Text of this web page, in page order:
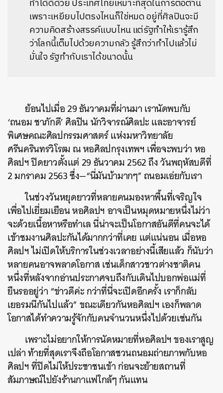
ทำได้ดีด้วยประเทศไทยเหมาะที่สุดในการต่อต้าน
เพราะเหยียบไปตรงไหนก็ใช่หมดอยู่ที่ศิลปินจะมี
ความคิดสร้างสรรค์แบบไหนแต่รัฐทำให้เรารู้สึก
ว่าโลกนี้เต็มไปด้วยความกลัวรู้สึกว่าทำไปแล้วไม่
มั่นใจรัฐทำกับเราได้ขนาดนั้น
ย้อนไปเมื่อ 29 ธันวาคมที่ผ่านมา เรานัดพบกับ
‘ถนอม ชาภักดี’ ศิลปิน นักวิจารณ์ศิลปะ และอาจารย์
พิเศษคณะศิลปกรรมศาสตร์ แห่งมหาวิทยาลัย
ศรีนครินทรวิโรฒ ณ หอศิลปกรุงเทพฯ เพื่อจะพบว่า หอ
ศิลปฯ ปิดยาวตั้งแต่ 29 ธันวาคม 2562 ถึง วันพฤหัสบดีที่
2 มกราคม 2563 ซึ่ง—“นี่มันบ้ามากๆ” ถนอมเอ่ยกับเรา
ในช่วงวันหยุดยาวที่หลายคนมองหาพื้นที่เจริญใจ
เพื่อไปเยี่ยมเยือน หอศิลปฯ อาจเป็นหมุดหมายหนึ่งไม่ว่า
จะด้วยเนื้อหาหรือทำเล นี่น่าจะเป็นโอกาสอันดีที่คนจะได้
เข้าชมงานศิลปะกันได้มากกว่าที่เคย แต่แน่นอน เมื่อหอ
ศิลปฯ ไม่เปิดให้บริการในช่วงเวลาอย่างนี้เสียแล้ว ก็นับว่า
หลายคนอาจพลาดโอกาส เช่นเด็กสาวชาวต่างชาติคน
หนึ่งที่หลังจากอ่านประกาศจบถึงกับเดินไปบอกพ่อแม่ที่
ยืนรออยู่ว่า “ข่าวดีค่ะ กว่าที่นี่จะเปิดอีกครั้ง เราก็กลับ
เยอรมนีกันไปแล้ว” ขณะเดียวกันหอศิลปฯ เองก็พลาด
โอกาสได้ทำความรู้จักกับคนจำนวนหนึ่งไปด้วยเช่นกัน
เพราะไม่อยากให้การนัดหมายที่หอศิลปฯ ของเราสูญ
เปล่า ท้ายที่สุดเราจึงถือโอกาสชวนถนอมถ่ายภาพกับหอ
ศิลปฯ ที่ปิดไม่ให้ประชาชนเข้า ก่อนจะย้ายสถานที่
สัมภาษณ์ไปยังร้านกาแฟใกล้ๆ กันแทน